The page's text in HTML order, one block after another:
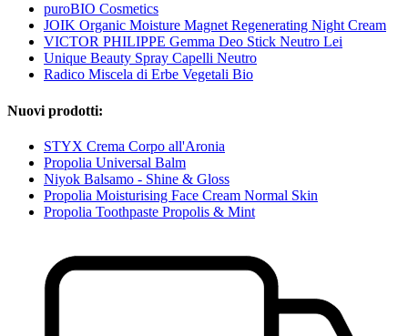
puroBIO Cosmetics
JOIK Organic Moisture Magnet Regenerating Night Cream
VICTOR PHILIPPE Gemma Deo Stick Neutro Lei
Unique Beauty Spray Capelli Neutro
Radico Miscela di Erbe Vegetali Bio
Nuovi prodotti:
STYX Crema Corpo all'Aronia
Propolia Universal Balm
Niyok Balsamo - Shine & Gloss
Propolia Moisturising Face Cream Normal Skin
Propolia Toothpaste Propolis & Mint